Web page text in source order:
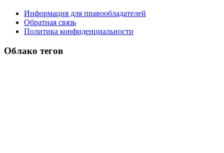
Информация для правообладателей
Обратная связь
Политика конфиденциальности
Облако тегов